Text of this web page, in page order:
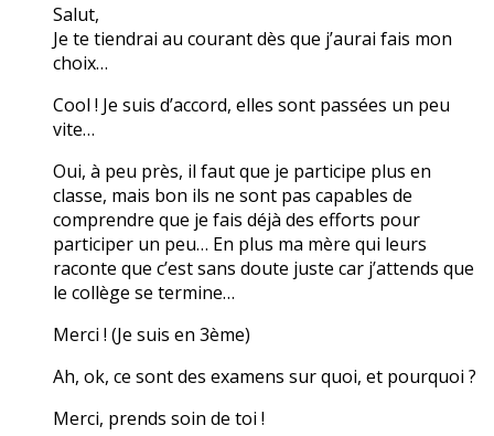
Salut,
Je te tiendrai au courant dès que j’aurai fais mon
choix…
Cool ! Je suis d’accord, elles sont passées un peu
vite…
Oui, à peu près, il faut que je participe plus en
classe, mais bon ils ne sont pas capables de
comprendre que je fais déjà des efforts pour
participer un peu… En plus ma mère qui leurs
raconte que c’est sans doute juste car j’attends que
le collège se termine…
Merci ! (Je suis en 3ème)
Ah, ok, ce sont des examens sur quoi, et pourquoi ?
Merci, prends soin de toi !